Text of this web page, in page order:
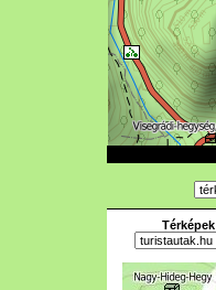
Térképek